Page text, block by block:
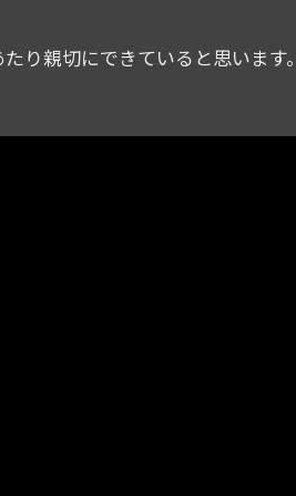
り親切にできていると思います